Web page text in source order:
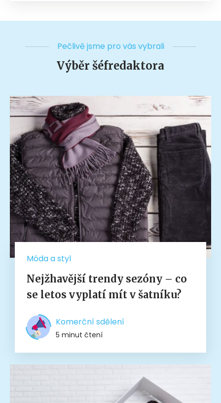
Pečlivě jsme pro vás vybrali
Výběr šéfredaktora
Móda a styl
Nejžhavější trendy sezóny – co
se letos vyplatí mít v šatníku?
Komerční sdělení
5 minut čtení